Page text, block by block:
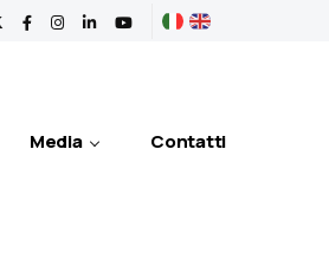
Media Contatti